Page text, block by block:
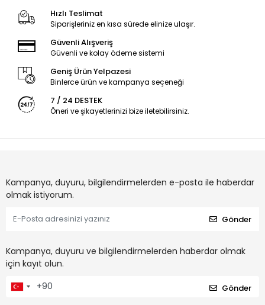
Hızlı Teslimat
Siparişleriniz en kısa sürede elinize ulaşır.
Güvenli Alışveriş
Güvenli ve kolay ödeme sistemi
Geniş Ürün Yelpazesi
Binlerce ürün ve kampanya seçeneği
7 / 24 DESTEK
Öneri ve şikayetlerinizi bize iletebilirsiniz.
Kampanya, duyuru, bilgilendirmelerden e-posta ile haberdar
olmak istiyorum.
Gönder
Kampanya, duyuru ve bilgilendirmelerden haberdar olmak
için kayıt olun.
Gönder